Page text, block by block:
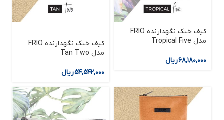
کیف خنک نگهدارنده FRIO
مدل Tropical Five
۶۸,۱۸۰,۰۰۰ریال
کیف خنک نگهدارنده FRIO
مدل Tan Two
۵۴,۵۴۲,۰۰۰ریال